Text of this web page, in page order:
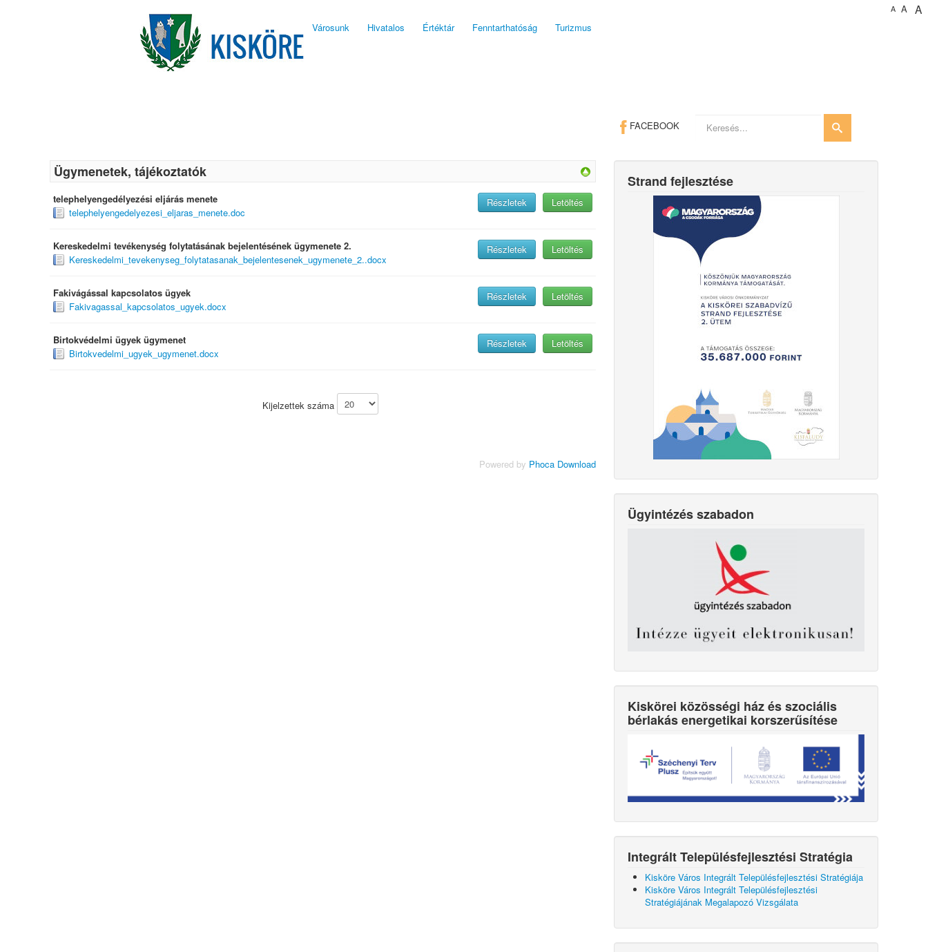
A A A
Városunk Hivatalos Értéktár Fenntarthatóság Turizmus
FACEBOOK
Ügymenetek, tájékoztatók
telephelyengedélyezési eljárás menete
telephelyengedelyezesi_eljaras_menete.doc
Letöltés
Részletek
Kereskedelmi tevékenység folytatásának bejelentésének ügymenete 2.
Kereskedelmi_tevekenyseg_folytatasanak_bejelentesenek_ugymenete_2..docx
Letöltés
Részletek
Fakivágással kapcsolatos ügyek
Fakivagassal_kapcsolatos_ugyek.docx
Letöltés
Részletek
Birtokvédelmi ügyek ügymenet
Birtokvedelmi_ugyek_ugymenet.docx
Letöltés
Részletek
Kijelzettek száma
Powered by Phoca Download
Strand fejlesztése
Ügyintézés szabadon
Kiskörei közösségi ház és szociális
bérlakás energetikai korszerűsítése
Integrált Településfejlesztési Stratégia
Kisköre Város Integrált Településfejlesztési Stratégiája
Kisköre Város Integrált Településfejlesztési
Stratégiájának Megalapozó Vizsgálata